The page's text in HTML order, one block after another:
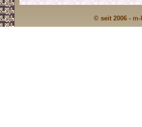
© seit 2006 -